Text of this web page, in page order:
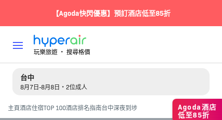
【Agoda快閃優惠】預訂酒店低至85折
玩樂旅遊 ‧ 搜尋格價
台中
8月7日-8月8日・2位成人
主頁酒店住宿TOP 100酒店排名指南台中深夜到埗
Agoda酒店
低至85折